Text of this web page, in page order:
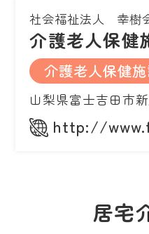
社会福祉法人 幸樹
介護老人保
介護老人保健
山梨県富士吉田市
http://
居宅